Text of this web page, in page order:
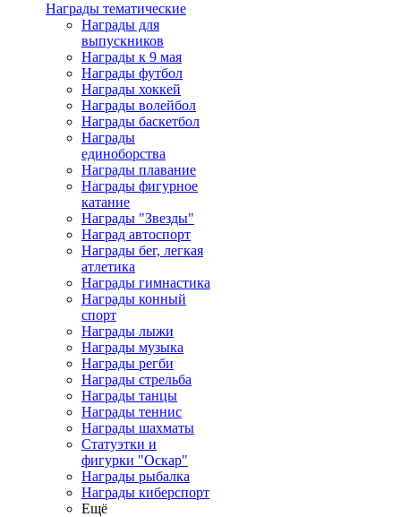
Награды тематические
Награды для
выпускников
Награды к 9 мая
Награды футбол
Награды хоккей
Награды волейбол
Награды баскетбол
Награды
единоборства
Награды плавание
Награды фигурное
катание
Награды "Звезды"
Наград автоспорт
Награды бег, легкая
атлетика
Награды гимнастика
Награды конный
спорт
Награды лыжи
Награды музыка
Награды регби
Награды стрельба
Награды танцы
Награды теннис
Награды шахматы
Статуэтки и
фигурки "Оскар"
Награды рыбалка
Награды киберспорт
Ещё